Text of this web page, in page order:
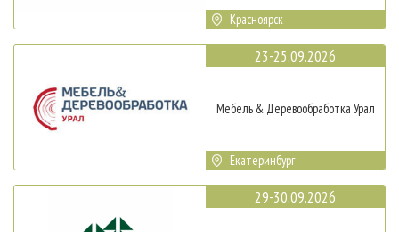
Красноярск
23-25.09.2026
Мебель & Деревообработка Урал
Екатеринбург
29-30.09.2026